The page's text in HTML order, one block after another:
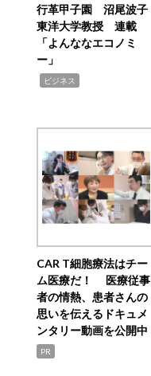
行革甲子園 沼尾波子
東洋大学教授 連載
「よんななエコノミ
ー」
ビジネス
CAR T細胞療法はチー
ム医療だ！ 医療従事
者の情熱、患者さんの
思いを伝えるドキュメ
ンタリー動画を公開中
PR